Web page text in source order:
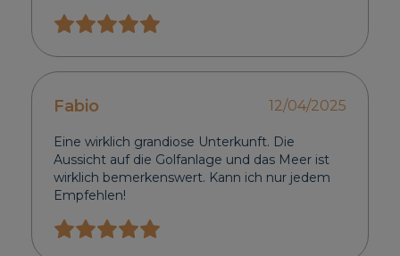
Fabio 12/04/2025
Eine wirklich grandiose Unterkunft. Die
Aussicht auf die Golfanlage und das Meer ist
wirklich bemerkenswert. Kann ich nur jedem
Empfehlen!